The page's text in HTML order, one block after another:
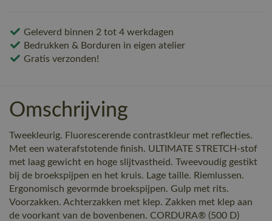
Geleverd binnen 2 tot 4 werkdagen
Bedrukken & Borduren in eigen atelier
Gratis verzonden!
Omschrijving
Tweekleurig. Fluorescerende contrastkleur met reflecties.
Met een waterafstotende finish. ULTIMATE STRETCH-stof
met laag gewicht en hoge slijtvastheid. Tweevoudig gestikt
bij de broekspijpen en het kruis. Lage taille. Riemlussen.
Ergonomisch gevormde broekspijpen. Gulp met rits.
Voorzakken. Achterzakken met klep. Zakken met klep aan
de voorkant van de bovenbenen. CORDURA® (500 D)